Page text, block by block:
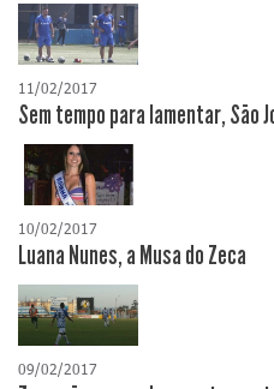
11/02/2017
Sem tempo para lamentar, São
10/02/2017
Luana Nunes, a Musa do Zeca
09/02/2017